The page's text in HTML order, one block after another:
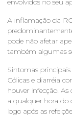
envolvidos no seu
A inflamação da
pode não afetar
também algumas
Sintomas principais
Cólicas e diarréia
houver infecção. As
a qualquer hora do
logo após as